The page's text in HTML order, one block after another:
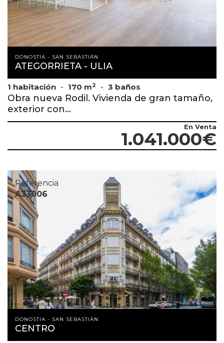
DONOSTIA - SAN SEBASTIÁN
ATEGORRIETA - ULIA
1 habitación 170 m2 3 baños
Obra nueva Rodil. Vivienda de gran tamaño,
exterior con...
En Venta
1.041.000€
Referencia
A33006
DONOSTIA - SAN SEBASTIÁN
CENTRO